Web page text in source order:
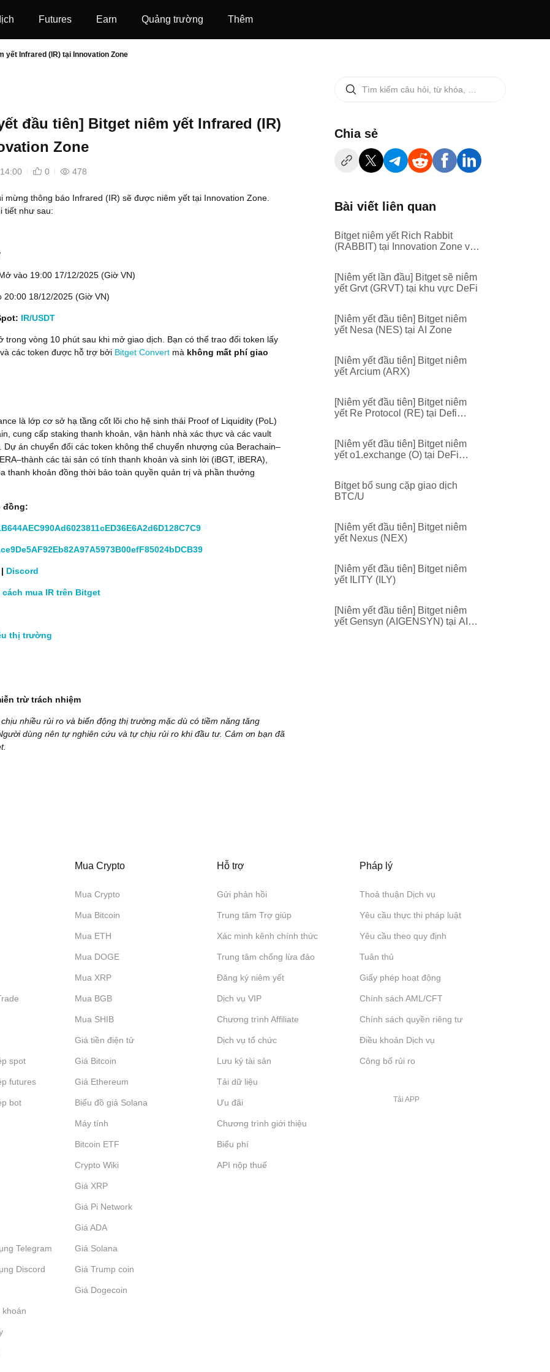
Futures ‌Earn Quảng trường Thêm
yết Infrared (IR) tại Innovation Zone
đầu tiên] Bitget niêm yết Infrared (IR)
Zone
0 478
mừng thông báo Infrared (IR) sẽ được niêm yết tại Innovation Zone.
tiết như sau:
vào 19:00 17/12/2025 (Giờ VN)
20:00 18/12/2025 (Giờ VN)
IR/USDT
trong vòng 10 phút sau khi mở giao dịch. Bạn có thể trao đổi token lấy
các token được hỗ trợ bởi Bitget Convert mà không mất phí giao
là lớp cơ sở hạ tầng cốt lõi cho hệ sinh thái Proof of Liquidity (PoL)
cung cấp staking thanh khoản, vận hành nhà xác thực và các vault
Dự án chuyển đổi các token không thể chuyển nhượng của Berachain–
các tài sản có tính thanh khoản và sinh lời (iBGT, iBERA),
thanh khoản đồng thời bảo toàn quyền quản trị và phần thưởng
đồng:
| Discord
mua IR trên Bitget
thị trường
trừ trách nhiệm
nhiều rủi ro và biến động thị trường mặc dù có tiềm năng tăng
dùng nên tự nghiên cứu và tự chịu rủi ro khi đầu tư. Cảm ơn bạn đã
‌Chia sẻ
Bài viết liên quan
Bitget niêm yết Rich Rabbit
(RABBIT) tại Innovation Zone và
[Niêm yết lần đầu] Bitget sẽ niêm
yết Grvt (GRVT) tại khu vực DeFi
[Niêm yết đầu tiên] Bitget niêm
yết Nesa (NES) tại AI Zone
[Niêm yết đầu tiên] Bitget niêm
yết Arcium (ARX)
[Niêm yết đầu tiên] Bitget niêm
yết Re Protocol (RE) tại Defi
[Niêm yết đầu tiên] Bitget niêm
yết o1.exchange (O) tại DeFi
Bitget bổ sung cặp giao dịch
BTC/U
[Niêm yết đầu tiên] Bitget niêm
yết Nexus (NEX)
[Niêm yết đầu tiên] Bitget niêm
yết ILITY (ILY)
[Niêm yết đầu tiên] Bitget niêm
yết Gensyn (AIGENSYN) tại AI
spot
futures
bot
Telegram
Discord
Mua Crypto
Mua Crypto
Mua Bitcoin
Mua ETH
Mua DOGE
Mua XRP
Mua BGB
Mua SHIB
Giá tiền điện tử
Giá Bitcoin
Giá Ethereum
Biểu đồ giá Solana
Máy tính
Bitcoin ETF
Crypto Wiki
Giá XRP
Giá Pi Network
Giá ADA
Giá Solana
Giá Trump coin
Giá Dogecoin
Hỗ trợ
Gửi phản hồi
Trung tâm Trợ giúp
Xác minh kênh chính thức
Trung tâm chống lừa đảo
Đăng ký niêm yết
Dịch vụ VIP
Chương trình Affiliate
Dịch vụ tổ chức
Lưu ký tài sản
Tải dữ liệu
Ưu đãi
Chương trình giới thiệu
Biểu phí
API nộp thuế
Pháp lý
Thoả thuận Dịch vụ
Yêu cầu thực thi pháp luật
Yêu cầu theo quy định
Tuân thủ
Giấy phép hoạt động
Chính sách AML/CFT
Chính sách quyền riêng tư
Điều khoản Dịch vụ
Công bố rủi ro
Tải APP